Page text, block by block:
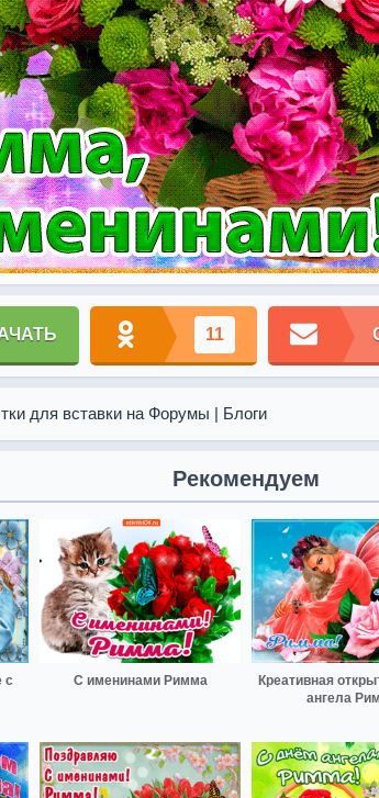
11
для вставки на Форумы | Блоги
Рекомендуем
с С именинами Римма
Креативная
ангела